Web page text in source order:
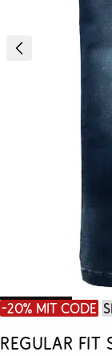
-20% mit Code
Regular Fit